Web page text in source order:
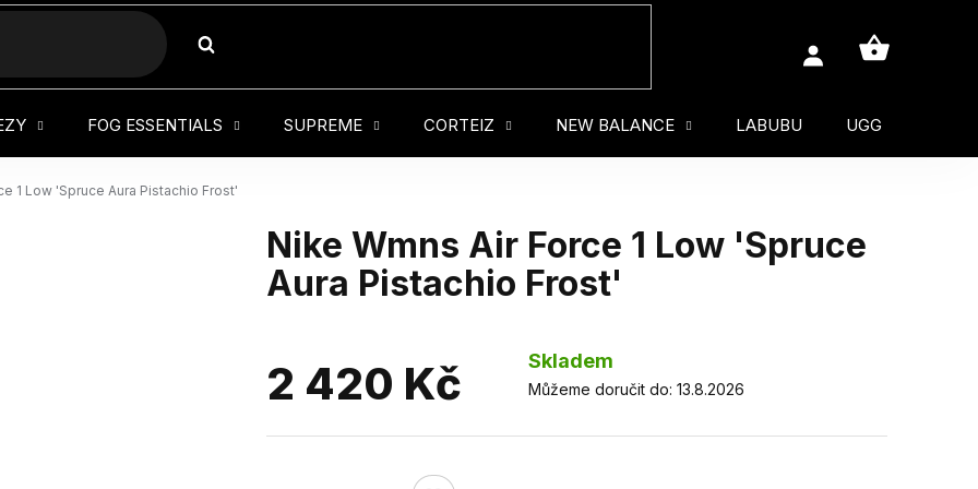
HLEDAT
FOG ESSENTIALS SUPREME CORTEIZ NEW BALANCE LABUBU UGG
1 Low 'Spruce Aura Pistachio Frost'
Nike Wmns Air Force 1 Low 'Spruce
Aura Pistachio Frost'
2 420 Kč Skladem
Můžeme doručit do: 13.8.2026